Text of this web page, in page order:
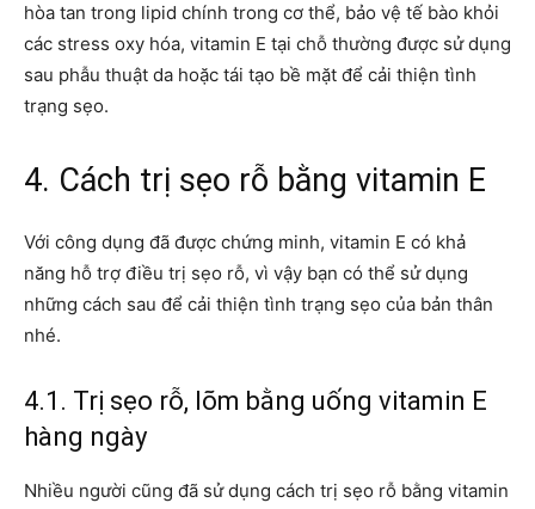
hòa tan trong lipid chính trong cơ thể, bảo vệ tế bào khỏi
các stress oxy hóa, vitamin E tại chỗ thường được sử dụng
sau phẫu thuật da hoặc tái tạo bề mặt để cải thiện tình
trạng sẹo.
4. Cách trị sẹo rỗ bằng vitamin E
Với công dụng đã được chứng minh, vitamin E có khả
năng hỗ trợ điều trị sẹo rỗ, vì vậy bạn có thể sử dụng
những cách sau để cải thiện tình trạng sẹo của bản thân
nhé.
4.1. Trị sẹo rỗ, lõm bằng uống vitamin E
hàng ngày
Nhiều người cũng đã sử dụng cách trị sẹo rỗ bằng vitamin